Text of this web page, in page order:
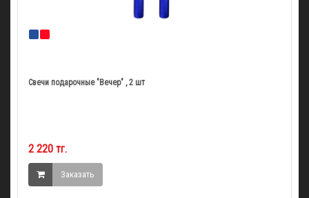
Свечи подарочные "Вечер" , 2 шт
2 220 тг.
Заказать